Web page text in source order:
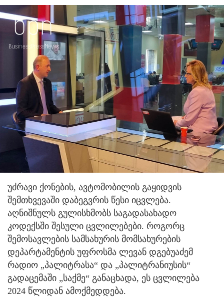
უძრავი ქონების, ავტომობილის გაყიდვის
შემთხვევაში დაბეგვრის წესი იცვლება.
აღნიშნულს გულისხმობს საგადასახადო
კოდექსში შესული ცვლილებები. როგორც
შემოსავლების სამსახურის მომსახურების
დეპარტამენტის უფროსმა ლევან დგებუაძემ
რადიო „პალიტრასა“ და „პალიტრანიუსის“
გადაცემაში „საქმე“ განაცხადა, ეს ცვლილება
2024 წლიდან ამოქმედდება.